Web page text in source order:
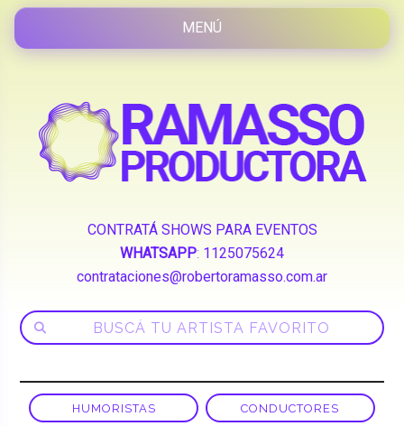
CONTRATÁ SHOWS PARA EVENTOS
WHATSAPP: 1125075624
contrataciones@robertoramasso.com.ar
HUMORISTAS CONDUCTORES